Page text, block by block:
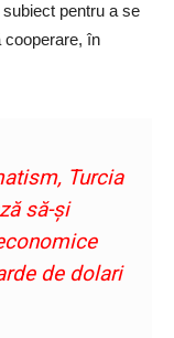
pentru a se
cooperare, în
Turcia
să-și
de dolari